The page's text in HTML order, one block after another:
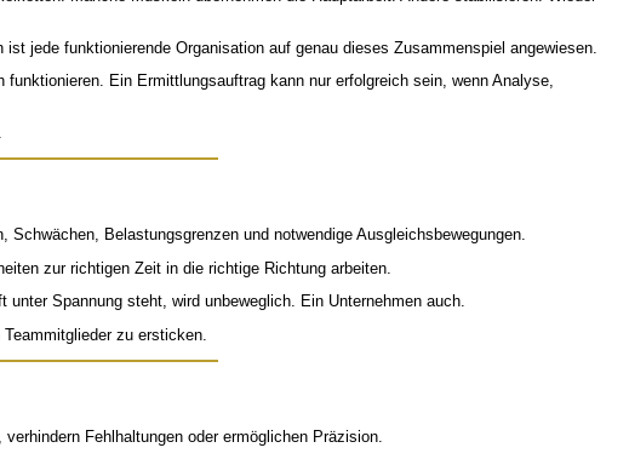
jede funktionierende Organisation auf genau dieses Zusammenspiel angewiesen.
Ein Ermittlungsauftrag kann nur erfolgreich sein, wenn Analyse,
Belastungsgrenzen und notwendige Ausgleichsbewegungen.
zur richtigen Zeit in die richtige Richtung arbeiten.
Spannung steht, wird unbeweglich. Ein Unternehmen auch.
zu ersticken.
Fehlhaltungen oder ermöglichen Präzision.